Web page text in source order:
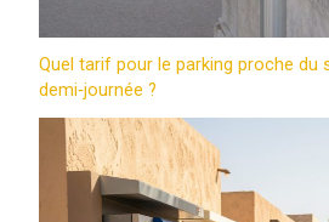
Quel tarif pour le parking proche du
demi‑journée ?